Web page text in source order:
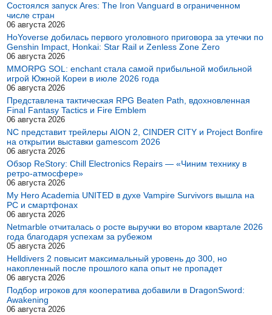
Состоялся запуск Ares: The Iron Vanguard в ограниченном
числе стран
06 августа 2026
HoYoverse добилась первого уголовного приговора за утечки по
Genshin Impact, Honkai: Star Rail и Zenless Zone Zero
06 августа 2026
MMORPG SOL: enchant стала самой прибыльной мобильной
игрой Южной Кореи в июле 2026 года
06 августа 2026
Представлена тактическая RPG Beaten Path, вдохновленная
Final Fantasy Tactics и Fire Emblem
06 августа 2026
NC представит трейлеры AION 2, CINDER CITY и Project Bonfire
на открытии выставки gamescom 2026
06 августа 2026
Обзор ReStory: Chill Electronics Repairs — «Чиним технику в
ретро-атмосфере»
06 августа 2026
My Hero Academia UNITED в духе Vampire Survivors вышла на
PC и смартфонах
06 августа 2026
Netmarble отчиталась о росте выручки во втором квартале 2026
года благодаря успехам за рубежом
05 августа 2026
Helldivers 2 повысит максимальный уровень до 300, но
накопленный после прошлого капа опыт не пропадет
06 августа 2026
Подбор игроков для кооператива добавили в DragonSword:
Awakening
06 августа 2026